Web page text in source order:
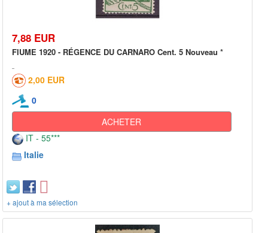
7,88 EUR
FIUME 1920 - RÉGENCE DU CARNARO Cent. 5 Nouveau *
2,00 EUR
0
ACHETER
IT - 55***
Italie
+ ajout à ma sélection